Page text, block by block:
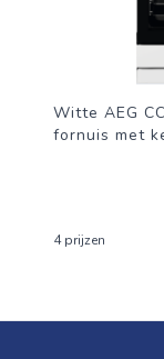
Witte AEG
fornuis met
4 prijzen